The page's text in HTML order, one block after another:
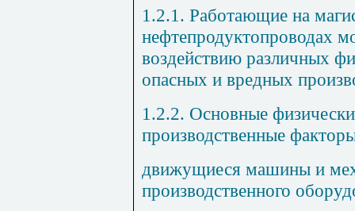
1.2.1. Работающие на
нефтепродуктопроводах
воздействию различных
опасных и вредных
1.2.2. Основные
производственные
движущиеся машины и
производственного